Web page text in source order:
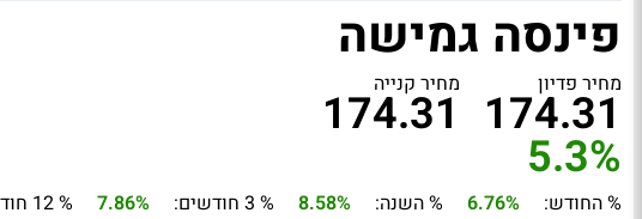
פינסה גמישה
מחיר פדיון
174.31 מחיר קנייה
174.31
5.3%
% החודש: 6.76% % השנה: 8.58% % 3 חודשים: 7.86% % 12 חודשים: